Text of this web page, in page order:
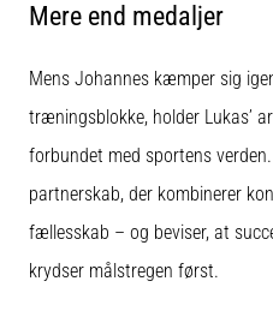
Mere end medaljer
Mens Johannes kæmper sig
træningsblokke, holder Lukas’
forbundet med sportens
partnerskab, der kombinerer
fællesskab – og beviser, at
krydser målstregen først.